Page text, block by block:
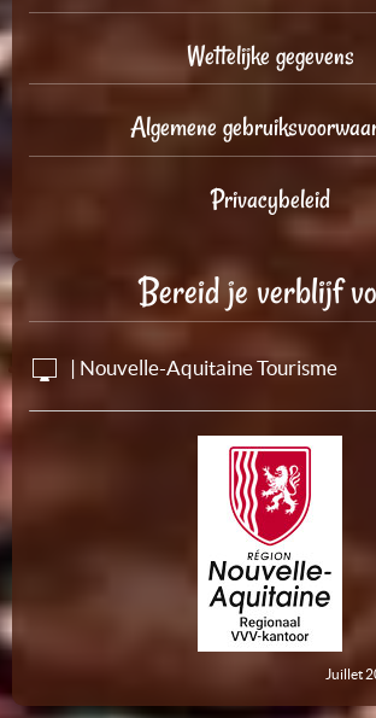
Wettelijke gegevens
Algemene
Privacybeleid
Bereid je verblijf
| Nouvelle-Aquitaine Tourisme
Juillet